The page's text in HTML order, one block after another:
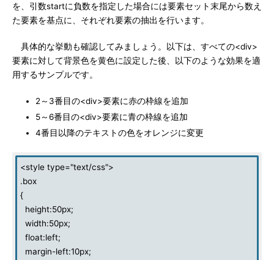
を、引数startに負数を指定した場合には要素セット末尾から数え
た要素を基点に、それぞれ要素の抽出を行います。
具体的な挙動も確認してみましょう。以下は、すべての<div>
要素に対して背景色を黄色に設定した後、以下のような効果を適
用するサンプルです。
2～3番目の<div>要素に赤の枠線を追加
5～6番目の<div>要素に青の枠線を追加
4番目以降のテキストの色をオレンジに変更
<style type="text/css">
.box
{
height:50px;
width:50px;
float:left;
margin-left:10px;